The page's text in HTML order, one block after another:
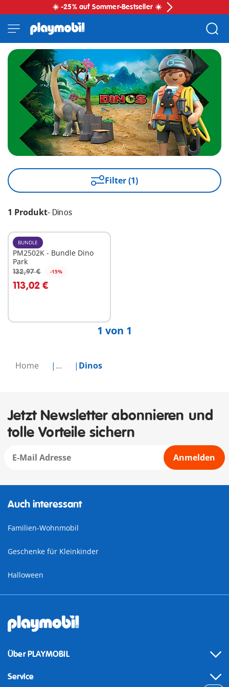
☀️ -25% auf Sommer-Bestseller ☀️
Home ... Dinos
Filter (1)
1 Produkt- Dinos
BUNDLE
PM2502K - Bundle Dino
Park
132,97 € -15%
113,02 €
In den Warenkorb
1 von 1
Jetzt Newsletter abonnieren und
tolle Vorteile sichern
Anmelden
Auch interessant
Familien-Wohnmobil
Geschenke für Kleinkinder
Halloween
Über PLAYMOBIL
Service